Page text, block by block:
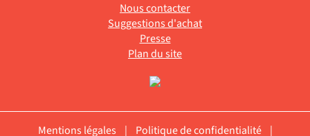
Nous contacter
Suggestions d'achat
Presse
Plan du site
Mentions légales | Politique de confidentialité |